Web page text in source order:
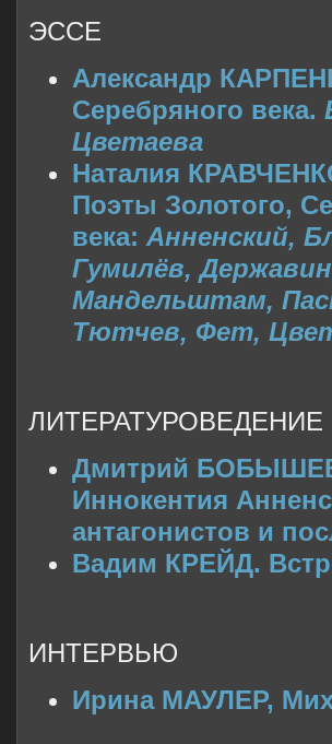
ЭССЕ
Александр
Серебряного века.
Цветаева
Наталия
Поэты Золотого,
века: Анненский,
Гумилёв,
Мандельштам,
Тютчев, Фет,
ЛИТЕРАТУРОВЕДЕНИЕ
Дмитрий
Иннокентия
антагонистов и
Вадим КРЕЙД.
ИНТЕРВЬЮ
Ирина МАУЛЕР,